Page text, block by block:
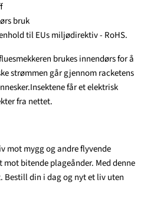
bruk
til EUs miljødirektiv - RoHS.
brukes innendørs for å
strømmen går gjennom racketens
får et elektrisk
fra nettet.
mot mygg og andre flyvende
mot bitende plageånder. Med denne
Bestill din i dag og nyt et liv uten